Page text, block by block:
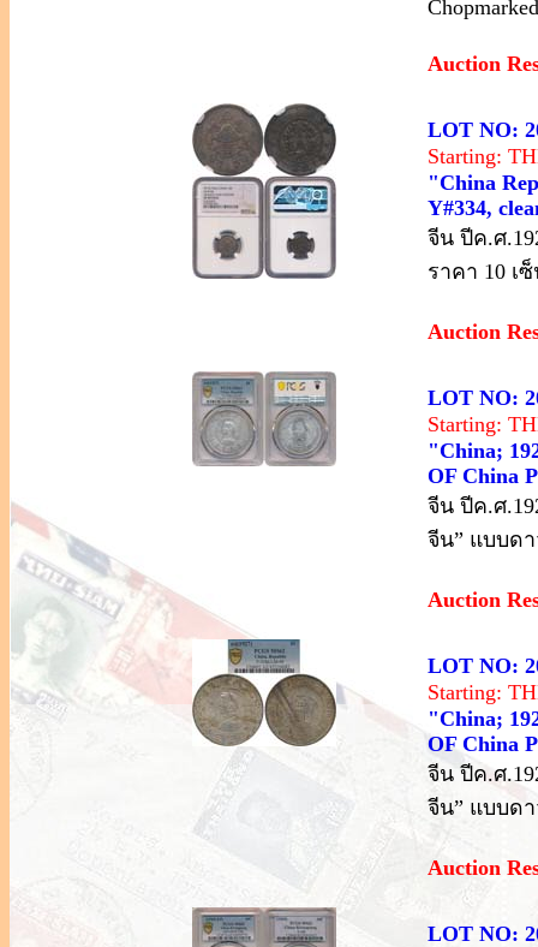
Auction
LOT NO:
Starting:
"China
Y#334,
จีน ปีค.ศ
ราคา 10 เ
Auction
LOT NO:
Starting:
"China;
OF China
จีน ปีค.ศ
จีน” แบบดา
Auction
LOT NO:
Starting:
"China;
OF China
จีน ปีค.ศ
จีน” แบบดา
Auction
LOT NO: